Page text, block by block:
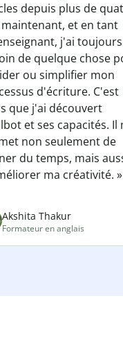
depuis plus de
et en tant
j'ai
de quelque chose
ou simplifier mon
d'écriture. C'est
que j'ai découvert
et ses capacités. Il
non seulement de
du temps, mais
ma créativité. »
Akshita Thakur
Formateur en anglais